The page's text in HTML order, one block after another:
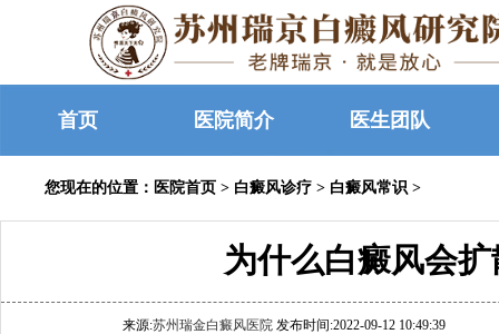
首页 医院简介 医生团队
您现在的位置： 医院首页 > 白癜风诊疗 > 白癜风常识 >
为什么白癜风会
来源:苏州瑞金白癜风医院 发布时间:2022-09-12 10:49:39